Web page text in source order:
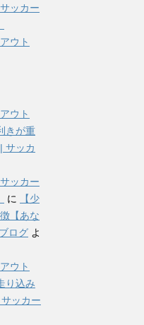
ッカー
ウト
ウト
きが重
サッカ
ッカー
に
【少
【あな
ログ よ
ウト
り込み
ッカー